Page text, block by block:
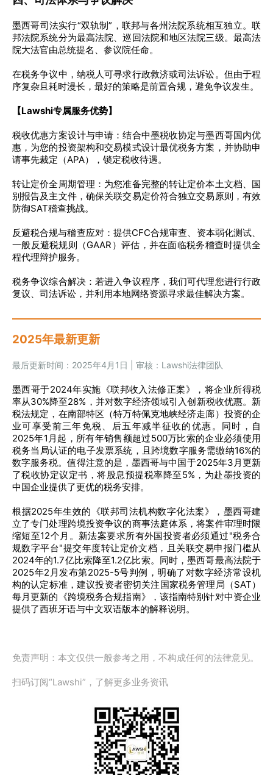
墨西哥司法实行“双轨制”，联邦与各州法院系统相互独立。联
邦法院系统分为最高法院、巡回法院和地区法院三级。最高法
院大法官由总统提名、参议院任命。
在税务争议中，纳税人可寻求行政救济或司法诉讼。但由于程
序复杂且耗时漫长，最好的策略是前置合规，避免争议发生。
【Lawshi专属服务优势】
税收优惠方案设计与申请：结合中墨税收协定与墨西哥国内优
惠，为您的投资架构和交易模式设计最优税务方案，并协助申
请事先裁定（APA），锁定税收待遇。
转让定价全周期管理：为您准备完整的转让定价本土文档、国
别报告及主文件，确保关联交易定价符合独立交易原则，有效
防御SAT稽查挑战。
反避税合规与稽查应对：提供CFC合规审查、资本弱化测试、
一般反避税规则（GAAR）评估，并在面临税务稽查时提供全
程代理辩护服务。
税务争议综合解决：若进入争议程序，我们可代理您进行行政
复议、司法诉讼，并利用本地网络资源寻求最佳解决方案。
2025年最新更新
最后更新时间：2025年4月1日 | 审核：Lawshi法律团队
墨西哥于2024年实施《联邦收入法修正案》，将企业所得税
率从30%降至28%，并对数字经济领域引入创新税收优惠。新
税法规定，在南部特区（特万特佩克地峡经济走廊）投资的企
业可享受前三年免税、后五年减半征收的优惠。同时，自
2025年1月起，所有年销售额超过500万比索的企业必须使用
税务当局认证的电子发票系统，且跨境数字服务需缴纳16%的
数字服务税。值得注意的是，墨西哥与中国于2025年3月更新
了税收协定议定书，将股息预提税率降至5%，为赴墨投资的
中国企业提供了更优的税务安排。
根据2025年生效的《联邦司法机构数字化法案》，墨西哥建
立了专门处理跨境投资争议的商事法庭体系，将案件审理时限
缩短至12个月。新法案要求所有外国投资者必须通过"税务合
规数字平台"提交年度转让定价文档，且关联交易申报门槛从
2024年的1.7亿比索降至1.2亿比索。同时，墨西哥最高法院于
2025年2月发布第2025-5号判例，明确了对数字经济常设机
构的认定标准，建议投资者密切关注国家税务管理局（SAT）
每月更新的《跨境税务合规指南》，该指南特别针对中资企业
提供了西班牙语与中文双语版本的解释说明。
免责声明：本文仅供一般参考之用，不构成任何的法律意见。
扫码订阅“Lawshi”，了解更多业务资讯